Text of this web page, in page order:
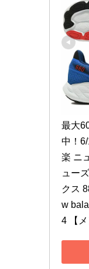
最大
中！
楽 ニ
ュー
クス
w
4 【